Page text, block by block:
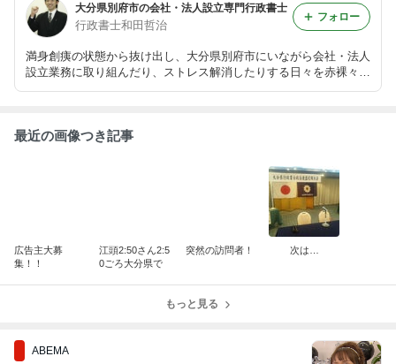
大分県別府市の会社・法人設立専門行政書士
行政書士和田哲治
満身創痍の状態から抜け出し、大分県別府市にいながら会社・法人
設立業務に取り組んだり、ストレス解消したりする日々を赤裸々に
公開。随時更新！コメントには必ず返信します！
フォロー
最近の画像つき記事
広告主大募
集！！
江頭2:50さん2:5
0ごろ大分県で
突然の訪問者！ 次は…
もっと見る
ABEMA